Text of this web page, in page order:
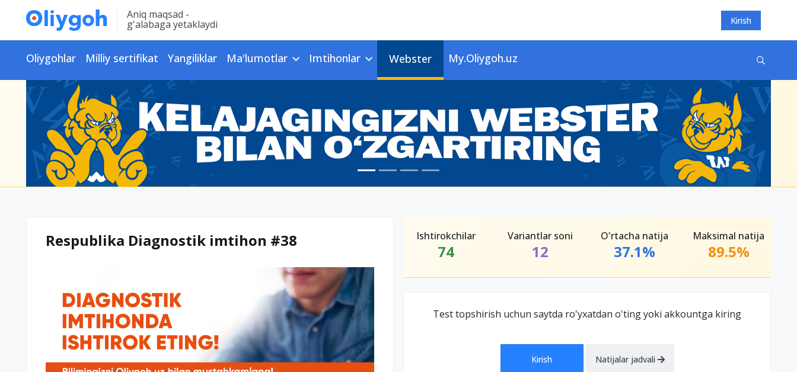
Aniq maqsad -
g'alabaga yetaklaydi Kirish
Oliygohlar Milliy sertifikat Yangiliklar Ma'lumotlar Imtihonlar Webster My.Oliygoh.uz
Respublika Diagnostik imtihon #38 Ishtirokchilar
74
Variantlar soni
12
O'rtacha natija
37.1%
Maksimal natija
89.5%
Test topshirish uchun saytda ro'yxatdan o'ting yoki akkountga kiring
Kirish Natijalar jadvali